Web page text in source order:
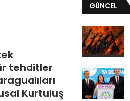
tehditler
Kurtuluş
GÜNCEL